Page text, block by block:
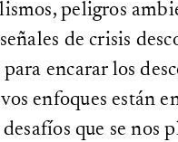
peligros
de crisis
encarar los
enfoques están
que se nos